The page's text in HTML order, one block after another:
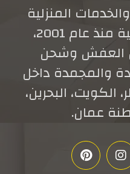
المنزلية
تقدم خدمات احترافية منذ عام 2001،
العفش وشحن
والمجمدة داخل
الكويت، البحرين،
عمان.